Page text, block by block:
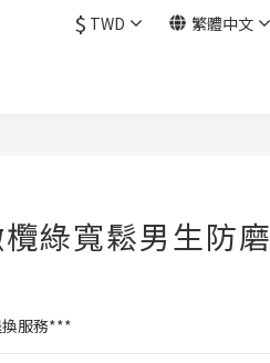
$ TWD 繁體中文
綠寬鬆男生防磨
服務***